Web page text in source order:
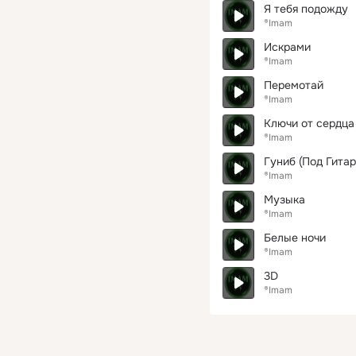
Я тебя подожду
®Imam
Искрами
®Imam
Перемотай
®Imam
Ключи от сердца
®Imam
Гуниб (Под
®Imam
Музыка
®Imam
Белые ночи
®Imam
3D
®Imam